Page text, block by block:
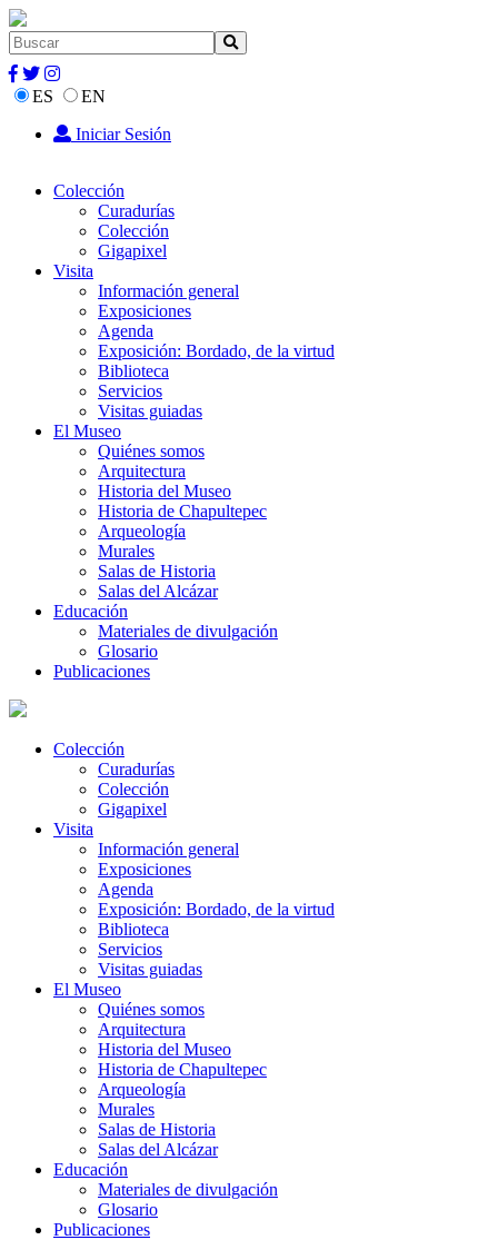
ES
EN
Iniciar Sesión
Colección
Curadurías
Colección
Gigapixel
Visita
Información general
Exposiciones
Agenda
Exposición: Bordado, de la virtud
Biblioteca
Servicios
Visitas guiadas
El Museo
Quiénes somos
Arquitectura
Historia del Museo
Historia de Chapultepec
Arqueología
Murales
Salas de Historia
Salas del Alcázar
Educación
Materiales de divulgación
Glosario
Publicaciones
Colección
Curadurías
Colección
Gigapixel
Visita
Información general
Exposiciones
Agenda
Exposición: Bordado, de la virtud
Biblioteca
Servicios
Visitas guiadas
El Museo
Quiénes somos
Arquitectura
Historia del Museo
Historia de Chapultepec
Arqueología
Murales
Salas de Historia
Salas del Alcázar
Educación
Materiales de divulgación
Glosario
Publicaciones